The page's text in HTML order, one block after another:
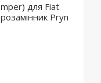
для Fiat
Pryn